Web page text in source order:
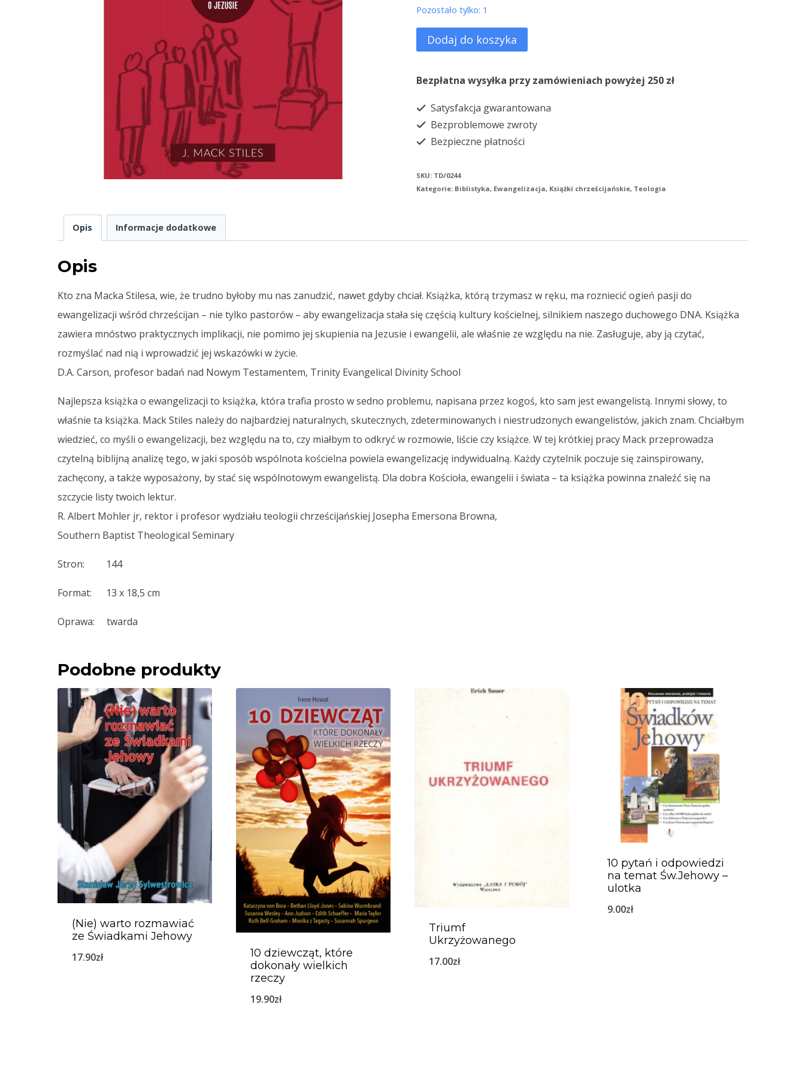
Pozostało tylko: 1
ilość
Ewangelizacja
Jak
opowiada
o
Dodaj do koszyka
Bezpłatna wysyłka przy zamówieniach powyżej 250 zł
Satysfakcja gwarantowana
Bezproblemowe zwroty
Bezpieczne płatności
SKU: TD/0244
Kategorie: Biblistyka, Ewangelizacja, Książki chrześcijańskie, Teologia
Opis Informacje dodatkowe
Opis
Kto zna Macka Stilesa, wie, że trudno byłoby mu nas zanudzić, nawet gdyby chciał. Książka, którą trzymasz w ręku, ma rozniecić ogień pasji do
ewangelizacji wśród chrześcijan – nie tylko pastorów – aby ewangelizacja stała się częścią kultury kościelnej, silnikiem naszego duchowego DNA. Książka
zawiera mnóstwo praktycznych implikacji, nie pomimo jej skupienia na Jezusie i ewangelii, ale właśnie ze względu na nie. Zasługuje, aby ją czytać,
rozmyślać nad nią i wprowadzić jej wskazówki w życie.
D.A. Carson, profesor badań nad Nowym Testamentem, Trinity Evangelical Divinity School
Najlepsza książka o ewangelizacji to książka, która trafia prosto w sedno problemu, napisana przez kogoś, kto sam jest ewangelistą. Innymi słowy, to
właśnie ta książka. Mack Stiles należy do najbardziej naturalnych, skutecznych, zdeterminowanych i niestrudzonych ewangelistów, jakich znam. Chciałbym
wiedzieć, co myśli o ewangelizacji, bez względu na to, czy miałbym to odkryć w rozmowie, liście czy książce. W tej krótkiej pracy Mack przeprowadza
czytelną biblijną analizę tego, w jaki sposób wspólnota kościelna powiela ewangelizację indywidualną. Każdy czytelnik poczuje się zainspirowany,
zachęcony, a także wyposażony, by stać się wspólnotowym ewangelistą. Dla dobra Kościoła, ewangelii i świata – ta książka powinna znaleźć się na
szczycie listy twoich lektur.
R. Albert Mohler jr, rektor i profesor wydziału teologii chrześcijańskiej Josepha Emersona Browna,
Southern Baptist Theological Seminary
Stron: 144
Format: 13 x 18,5 cm
Oprawa: twarda
Podobne produkty
(Nie) warto rozmawiać
ze Świadkami Jehowy
17.90zł
10 dziewcząt, które
dokonały wielkich
rzeczy
19.90zł
Triumf
Ukrzyżowanego
17.00zł
10 pytań i odpowiedzi
na temat Św.Jehowy –
ulotka
9.00zł